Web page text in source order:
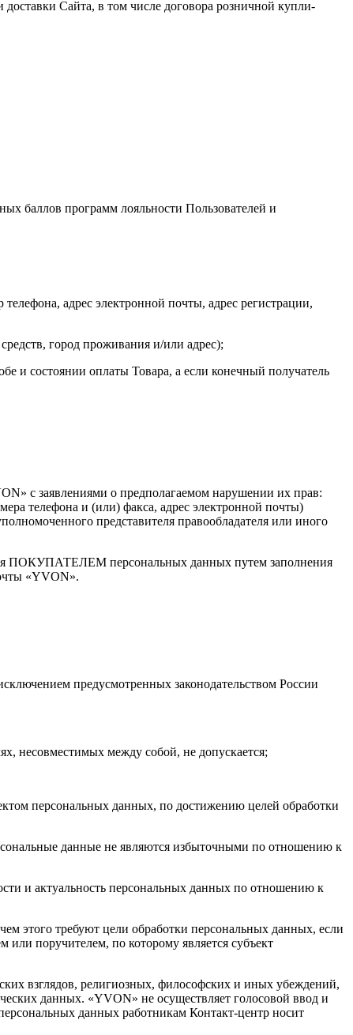
доставки Сайта, в том числе договора розничной купли-
баллов программ лояльности Пользователей и
адрес электронной почты, адрес регистрации,
город проживания и/или адрес);
и состоянии оплаты Товара, а если конечный получатель
с заявлениями о предполагаемом нарушении их прав:
телефона и (или) факса, адрес электронной почты)
представителя правообладателя или иного
ПОКУПАТЕЛЕМ персональных данных путем заполнения
«YVON».
предусмотренных законодательством России
несовместимых между собой, не допускается;
персональных данных, по достижению целей обработки
данные не являются избыточными по отношению к
и актуальность персональных данных по отношению к
этого требуют цели обработки персональных данных, если
поручителем, по которому является субъект
взглядов, религиозных, философских и иных убеждений,
данных. «YVON» не осуществляет голосовой ввод и
данных работникам Контакт-центр носит